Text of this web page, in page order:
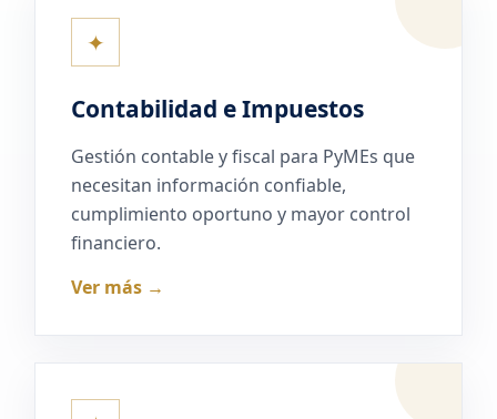
✦
Contabilidad e Impuestos
Gestión contable y fiscal para PyMEs que
necesitan información confiable,
cumplimiento oportuno y mayor control
financiero.
Ver más →